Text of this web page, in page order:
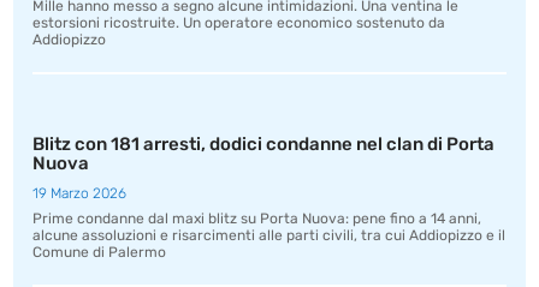
Mille hanno messo a segno alcune intimidazioni. Una ventina le
estorsioni ricostruite. Un operatore economico sostenuto da
Addiopizzo
Blitz con 181 arresti, dodici condanne nel clan di Porta
Nuova
19 Marzo 2026
Prime condanne dal maxi blitz su Porta Nuova: pene fino a 14 anni,
alcune assoluzioni e risarcimenti alle parti civili, tra cui Addiopizzo e il
Comune di Palermo